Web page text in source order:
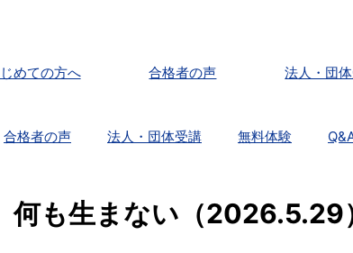
めての方へ 合格者の声 法人・団
合格者の声 法人・団体受講 無料体験
も生まない（2026.5.29